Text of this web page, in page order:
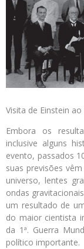
Visita de Einstein
Embora os
inclusive alguns
evento, passados
suas previsões
universo, lentes
ondas
um resultado de
do maior cientista
da 1ª. Guerra
político importante.